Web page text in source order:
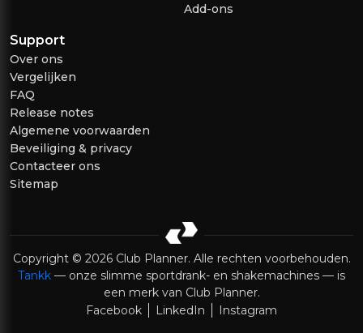
Add-ons
Support
Over ons
Vergelijken
FAQ
Release notes
Algemene voorwaarden
Beveiliging & privacy
Contacteer ons
Sitemap
Copyright © 2026 Club Planner. Alle rechten voorbehouden.
Tankk — onze slimme sportdrank- en shakemachines — is
een merk van Club Planner.
Facebook
LinkedIn Instagram